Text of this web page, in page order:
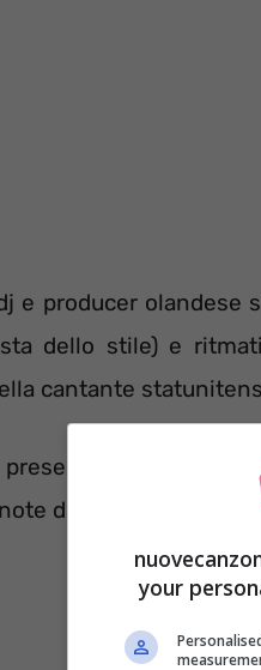
e producer olandese
dello stile) e
cantante
un drop in
di questa canzone,
your